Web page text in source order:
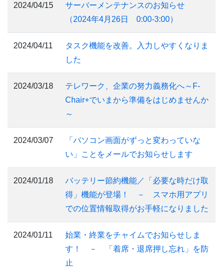
2024/04/15
サーバーメンテナンスのお知らせ
（2024年4月26日 0:00-3:00）
2024/04/11
タスク機能を改善。入力しやすくなりま
した
2024/03/18
テレワーク、企業の努力義務化へ～F-
Chair+でいまから準備をはじめませんか
～
2024/03/07
「パソコン画面がずっと変わっていな
い」ことをメールでお知らせします
2024/01/18
バッテリー節約機能／「必要な時だけ取
得」機能が登場！ － スマホ用アプリ
での位置情報取得がお手軽になりました
2024/01/11
始業・終業をチャイムでお知らせしま
す！ － 「着席・退席押し忘れ」を防
止